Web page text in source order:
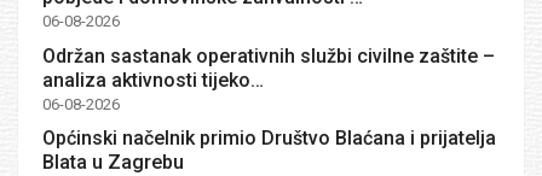
06-08-2026
Održan sastanak operativnih službi civilne zaštite –
analiza aktivnosti tijeko…
06-08-2026
Općinski načelnik primio Društvo Blaćana i prijatelja
Blata u Zagrebu